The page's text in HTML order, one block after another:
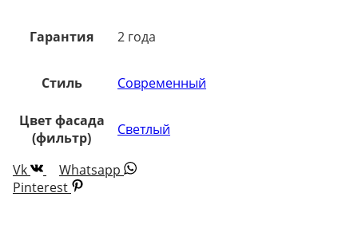
Гарантия 2 года
Стиль Современный
Цвет фасада
(фильтр)
Светлый
Vk
Whatsapp
Pinterest